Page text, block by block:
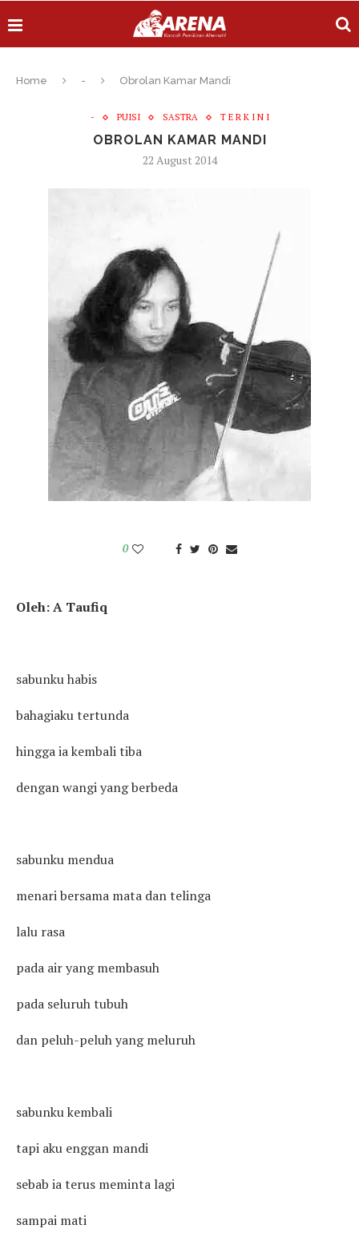
Home - Obrolan Kamar Mandi
- PUISI SASTRA T E R K I N I
OBROLAN KAMAR MANDI
22 August 2014
0
Oleh: A Taufiq
sabunku habis
bahagiaku tertunda
hingga ia kembali tiba
dengan wangi yang berbeda
sabunku mendua
menari bersama mata dan telinga
lalu rasa
pada air yang membasuh
pada seluruh tubuh
dan peluh-peluh yang meluruh
sabunku kembali
tapi aku enggan mandi
sebab ia terus meminta lagi
sampai mati